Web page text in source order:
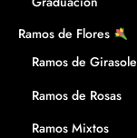
Ramos de Flores
Ramos de
Ramos de Rosas
Ramos Mixtos